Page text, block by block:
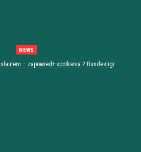
NEWS
– zapowiedź spotkania 2 Bundesligi